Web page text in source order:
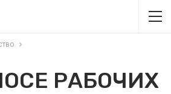
РАБОЧИХ